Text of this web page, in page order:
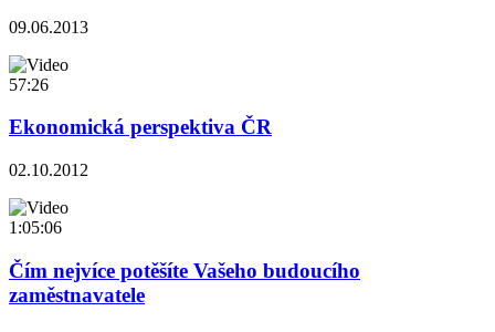
09.06.2013
57:26
Ekonomická perspektiva ČR
02.10.2012
1:05:06
Čím nejvíce potěšíte Vašeho budoucího
zaměstnavatele